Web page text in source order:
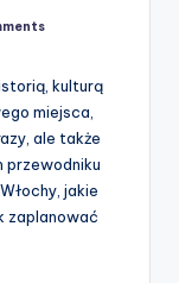
kulturą
miejsca,
ale także
jakie
zaplanować